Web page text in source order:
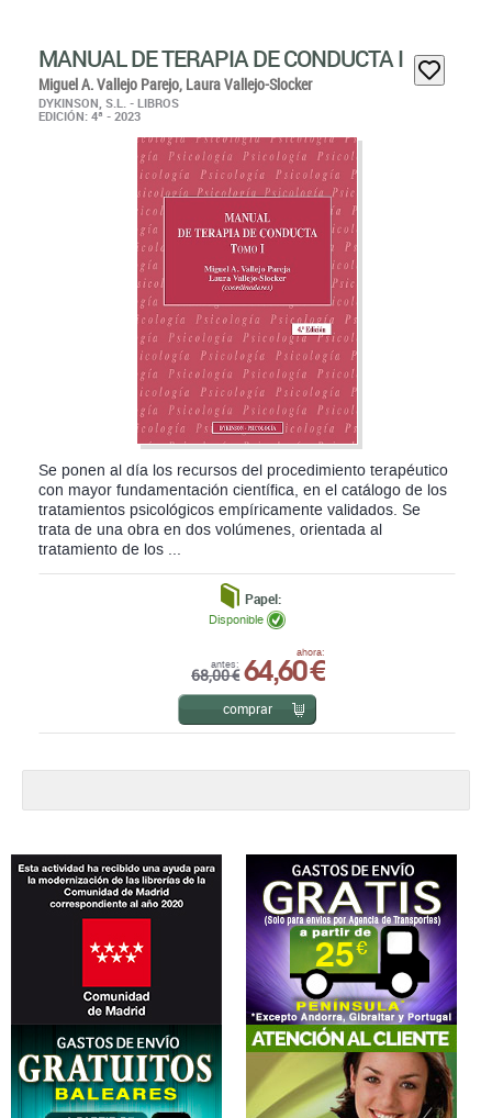
MANUAL DE TERAPIA DE CONDUCTA I
Miguel A. Vallejo Parejo, Laura Vallejo-Slocker
DYKINSON, S.L. - LIBROS
EDICIÓN: 4ª - 2023
Se ponen al día los recursos del procedimiento terapéutico
con mayor fundamentación científica, en el catálogo de los
tratamientos psicológicos empíricamente validados. Se
trata de una obra en dos volúmenes, orientada al
tratamiento de los ...
Papel:
antes:
68,00 €
ahora:
64,60 €
Disponible
comprar